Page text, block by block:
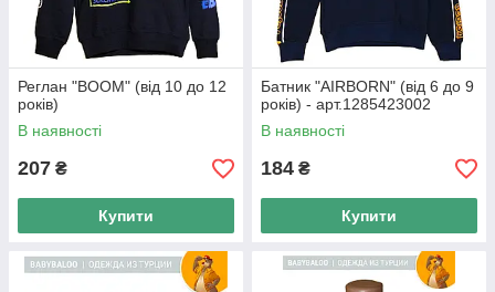
Інструкція «Як зробити замовлення»
Інтернет-магазин «Балу» - якісні дитячі
реглани за приємними цінами
Одягніть свою дитину стильно вже зараз!
Реглан "BOOM" (від 10 до 12
років)
В наявності
207 ₴
Купити
Батник "AIRBORN" (від 6 до 9
років) - арт.1285423002
В наявності
184 ₴
Купити